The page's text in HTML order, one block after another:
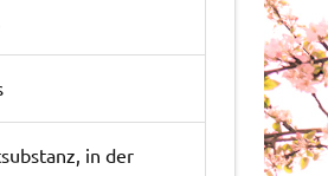
in der